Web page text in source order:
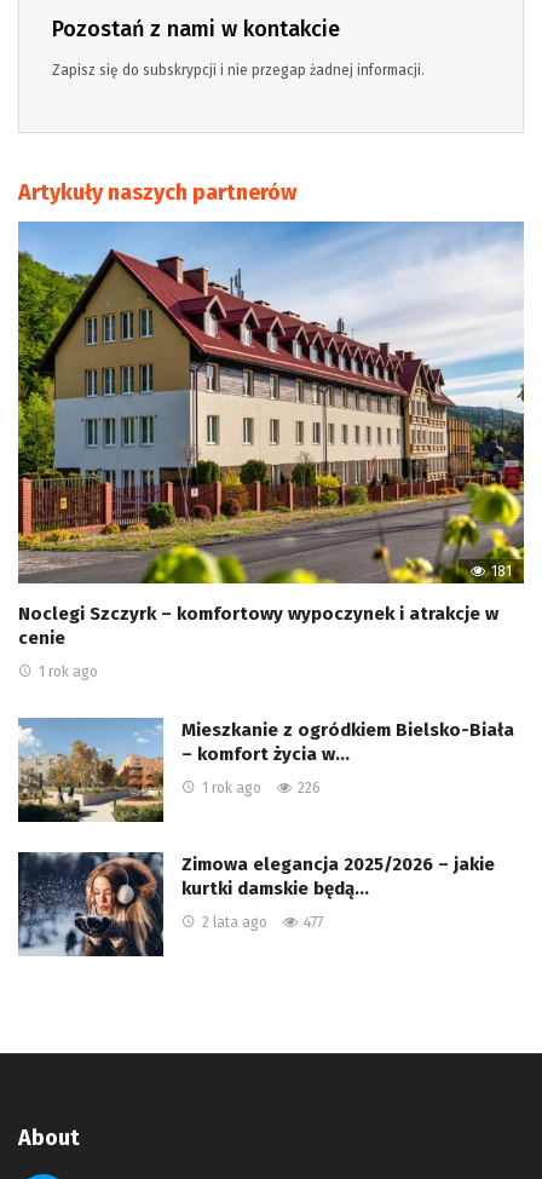
Pozostań z nami w kontakcie
Zapisz się do subskrypcji i nie przegap żadnej informacji.
Artykuły naszych partnerów
181
Noclegi Szczyrk – komfortowy wypoczynek i atrakcje w
cenie
1 rok ago
Mieszkanie z ogródkiem Bielsko-Biała
– komfort życia w…
1 rok ago 226
Zimowa elegancja 2025/2026 – jakie
kurtki damskie będą…
2 lata ago 477
About